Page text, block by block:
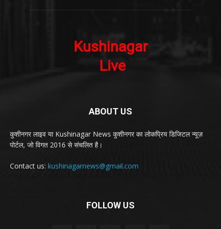
ABOUT US
कुशीनगर लाइव या Kushinagar News कुशीनगर का लोकप्रिय डिजिटल न्यूज़
पोर्टल, जो विगत 2016 से संचलित है।
Contact us: kushinagarnews@gmail.com
FOLLOW US